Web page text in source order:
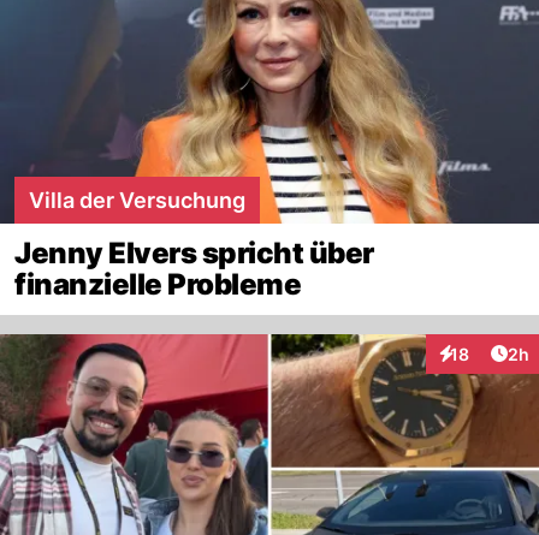
Villa der Versuchung
Jenny Elvers spricht über
finanzielle Probleme
18
Interaktionen
2h